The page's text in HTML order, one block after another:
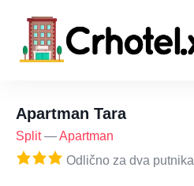
Apartman Tara
Split—Apartman
Odlično za dva putnika